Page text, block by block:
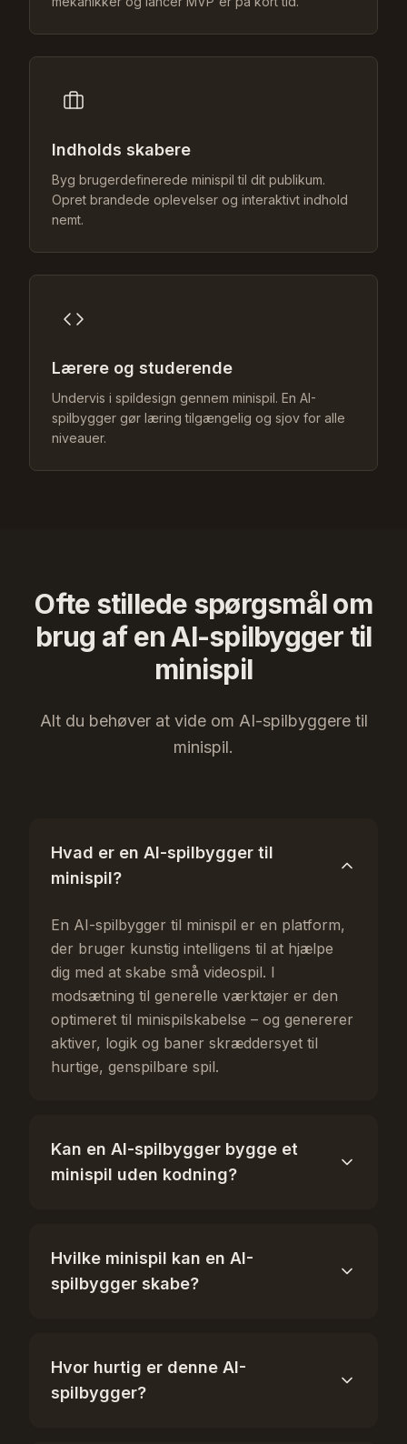
Indholds skabere
Byg brugerdefinerede minispil til dit publikum.
Opret brandede oplevelser og interaktivt indhold
nemt.
Lærere og studerende
Undervis i spildesign gennem minispil. En AI-
spilbygger gør læring tilgængelig og sjov for alle
niveauer.
Ofte stillede spørgsmål om
brug af en AI-spilbygger til
minispil
Alt du behøver at vide om AI-spilbyggere til
minispil.
Hvad er en AI-spilbygger til
minispil?
En AI-spilbygger til minispil er en platform,
der bruger kunstig intelligens til at hjælpe
dig med at skabe små videospil. I
modsætning til generelle værktøjer er den
optimeret til minispilskabelse – og genererer
aktiver, logik og baner skræddersyet til
hurtige, genspilbare spil.
Kan en AI-spilbygger bygge et
minispil uden kodning?
Hvilke minispil kan en AI-
spilbygger skabe?
Hvor hurtig er denne AI-
spilbygger?